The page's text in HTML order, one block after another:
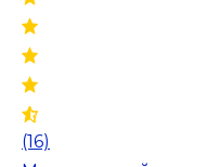
(16)